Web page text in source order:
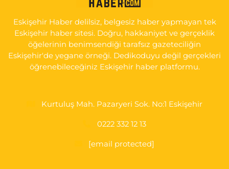
Yol Tarifi Al
Eskişehir Haber delilsiz, belgesiz haber yapmayan tek
Eskişehir haber sitesi. Doğru, hakkaniyet ve gerçeklik
öğelerinin benimsendiği tarafsız gazeteciliğin
Eskişehir'de yegane örneği. Dedikoduyu değil gerçekleri
öğrenebileceğiniz Eskişehir haber platformu.
Kurtuluş Mah. Pazaryeri Sok. No:1 Eskişehir
0222 332 12 13
[email protected]